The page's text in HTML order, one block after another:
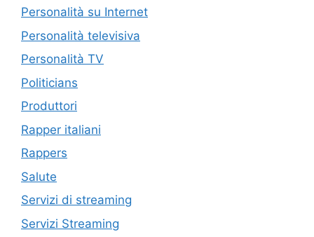
Personalità su Internet
Personalità televisiva
Personalità TV
Politicians
Produttori
Rapper italiani
Rappers
Salute
Servizi di streaming
Servizi Streaming